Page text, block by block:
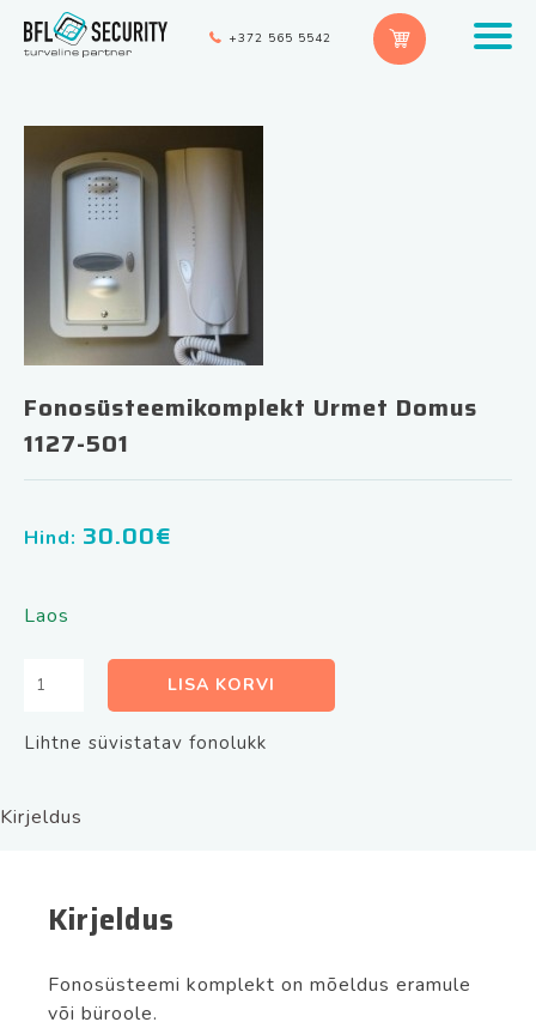
+372 565 5542
Fonosüsteemikomplekt Urmet Domus
1127-501
Hind: 30.00€
Laos
Fonosüsteemikomplekt
Domus
kogus
LISA KORVI
Lihtne süvistatav fonolukk
Kirjeldus
Kirjeldus
Fonosüsteemi komplekt on mõeldus eramule
või büroole.